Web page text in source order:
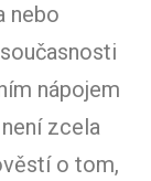
nebo
nápojem
zcela
o tom,